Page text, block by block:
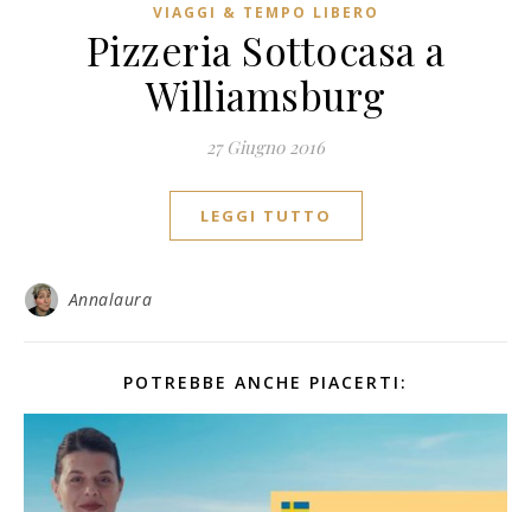
VIAGGI & TEMPO LIBERO
Pizzeria Sottocasa a
Williamsburg
27 Giugno 2016
LEGGI TUTTO
Annalaura
POTREBBE ANCHE PIACERTI: